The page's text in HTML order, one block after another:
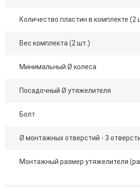
Количество пластин в комплекте (2
Вес комплекта (2 шт.)
Минимальный Ø колеса
Посадочный Ø утяжелителя
Болт
Ø монтажных отверстий - 3
Монтажный размер утяжелителя